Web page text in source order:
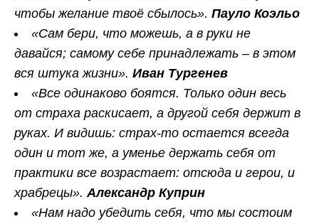
чтобы желание твоё сбылось». Пауло Коэльо
«Сам бери, что можешь, а в руки не
давайся; самому себе принадлежать – в этом
вся штука жизни». Иван Тургенев
«Все одинаково боятся. Только один весь
от страха раскисает, а другой себя держит в
руках. И видишь: страх-то остается всегда
один и тот же, а уменье держать себя от
практики все возрастает: отсюда и герои, и
храбрецы». Александр Куприн
«Нам надо убедить себя, что мы состоим